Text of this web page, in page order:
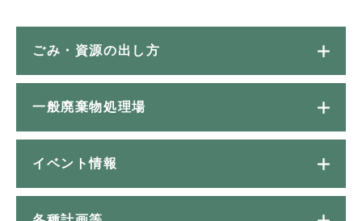
ごみ・資源の出し方
一般廃棄物処理場
イベント情報